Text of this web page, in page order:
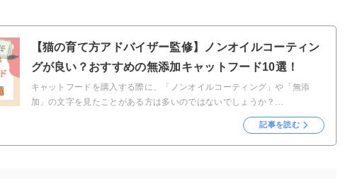
【猫の育て方アドバイザー監修】ノンオイルコーティン
グが良い？おすすめの無添加キャットフード10選！
キャットフードを購入する際に、「ノンオイルコーティング」や「無添
加」の文字を見たことがある方は多いのではないでしょうか？…
記事を読む